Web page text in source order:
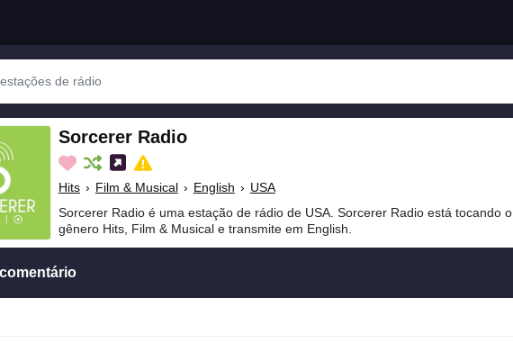
Sorcerer Radio
Hits › Film & Musical › English › USA
Sorcerer Radio é uma estação de rádio de USA. Sorcerer Radio está tocando o
gênero Hits, Film & Musical e transmite em English.